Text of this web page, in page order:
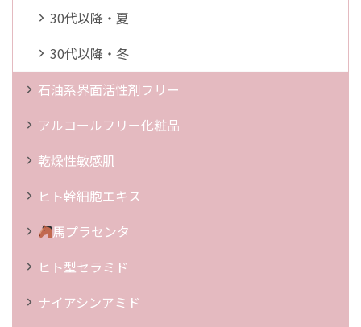
30代以降・夏
30代以降・冬
石油系界面活性剤フリー
アルコールフリー化粧品
乾燥性敏感肌
ヒト幹細胞エキス
馬プラセンタ
ヒト型セラミド
ナイアシンアミド